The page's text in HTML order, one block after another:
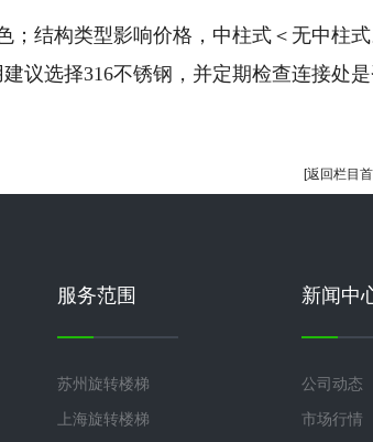
；结构类型影响价格，中柱式＜无中柱
议选择316不锈钢，并定期检查连接处
[返回栏目
服务范围
苏州旋转楼梯
上海旋转楼梯
新闻中
公司动态
市场行情